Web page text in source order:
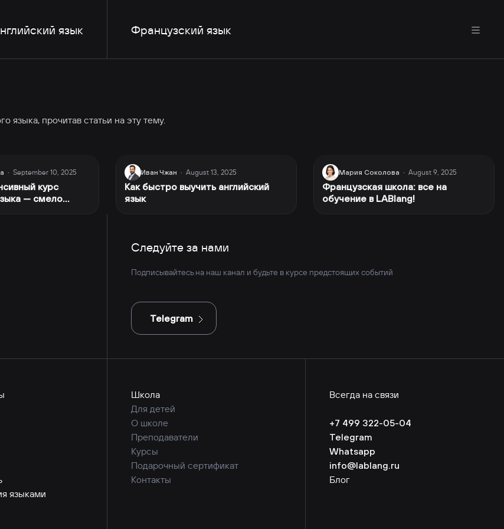
язык Французский язык
языка, прочитав статьи на эту тему.
· September 10, 2025
курс
— смело
Иван Чжан · August 13, 2025
Как быстро выучить английский
язык
Мария Соколова · August 9, 2025
Французская школа: все на
обучение в LABlang!
Следуйте за нами
Подписывайтесь на наш канал и будьте в курсе предстоящих событий
Telegram
языками
Школа
Для детей
О школе
Преподаватели
Курсы
Подарочный сертификат
Контакты
Всегда на связи
+7 499 322-05-04
Telegram
Whatsapp
info@lablang.ru
Блог